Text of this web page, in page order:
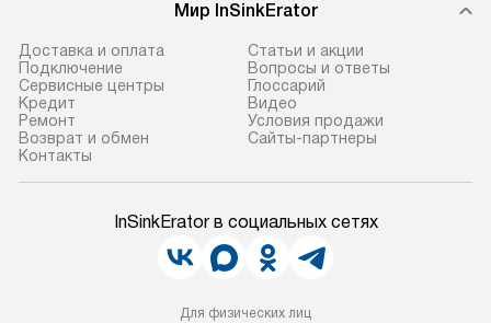
Мир InSinkErator
Доставка и оплата
Подключение
Сервисные центры
Кредит
Ремонт
Возврат и обмен
Контакты
Статьи и акции
Вопросы и ответы
Глоссарий
Видео
Условия продажи
Сайты-партнеры
InSinkErator в социальных сетях
Для физических лиц